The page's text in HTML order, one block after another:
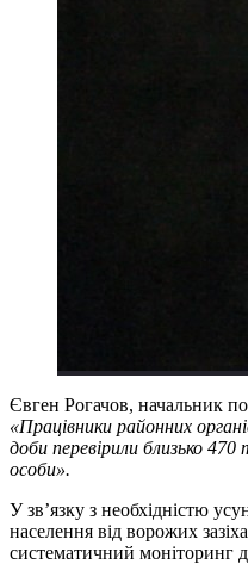
Євген Рогачов, начальник
«Працівники районних
доби перевірили близько
особи».
У зв’язку з необхідністю
населення від ворожих
систематичний моніторинг